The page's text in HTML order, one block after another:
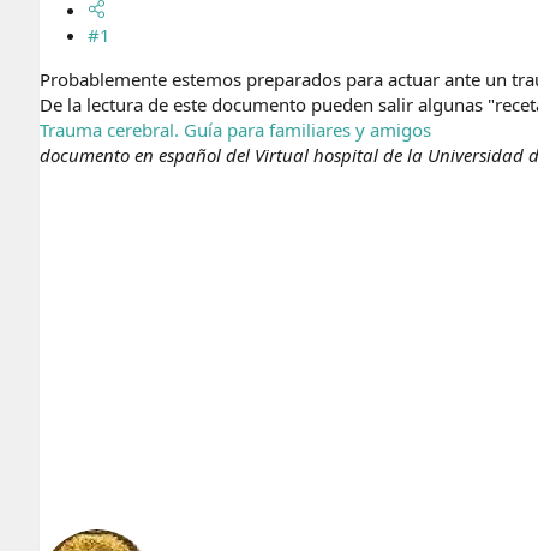
#1
Probablemente estemos preparados para actuar ante un
De la lectura de este documento pueden salir algunas
Trauma cerebral. Guía para familiares y amigos
documento en español del Virtual hospital de la Universidad